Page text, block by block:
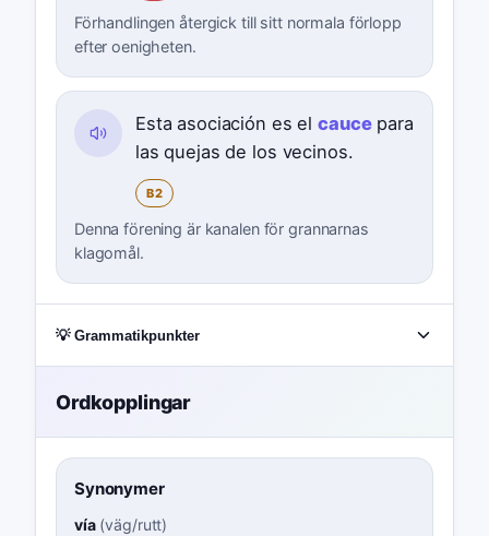
Förhandlingen återgick till sitt normala förlopp
efter oenigheten.
Esta asociación es elcaucepara
las quejas de los vecinos.
B2
Denna förening är kanalen för grannarnas
klagomål.
💡 Grammatikpunkter
Ordkopplingar
Synonymer
vía(väg/rutt)